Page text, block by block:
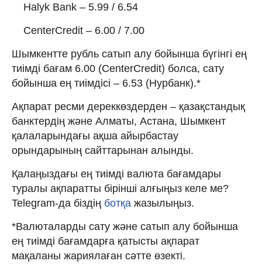
Halyk Bank – 5.99 / 6.54
CenterCredit – 6.00 / 7.00
Шымкентте рубль сатып алу бойынша бүгінгі ең
тиімді бағам 6.00 (CenterCredit) болса, сату
бойынша ең тиімдісі – 6.53 (Нурбанк).*
Ақпарат ресми дереккөздерден – қазақстандық
банктердің және Алматы, Астана, Шымкент
қалаларындағы ақша айырбастау
орындарының сайттарынан алынды.
Қалаңыздағы ең тиімді валюта бағамдары
туралы ақпаратты бірінші алғыңыз келе ме?
Telegram-да біздің ботқа жазылыңыз.
*Валюталарды сату және сатып алу бойынша
ең тиімді бағамдарға қатысты ақпарат
мақаланы жариялаған сәтте өзекті.